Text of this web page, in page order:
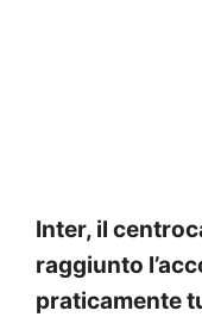
Inter, il
raggiunto
praticamente